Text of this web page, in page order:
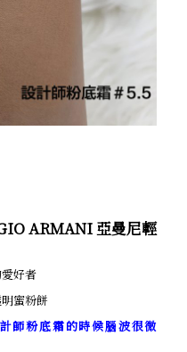
ARMANI 亞曼尼輕
好者
蜜粉餅
師粉底霜的時候腦波很微